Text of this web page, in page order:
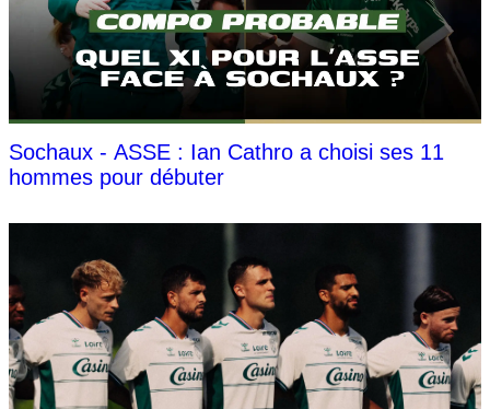
Sochaux - ASSE : Ian Cathro a choisi ses 11
hommes pour débuter